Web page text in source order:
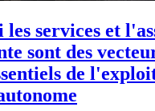
services et
sont des
de